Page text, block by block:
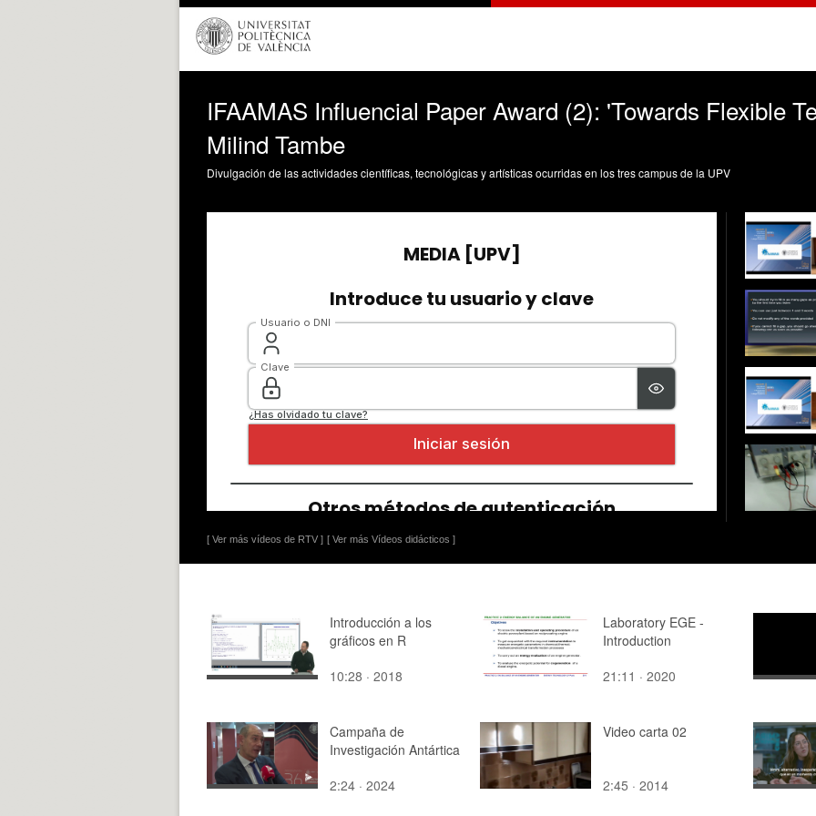
IFAAMAS Influencial Paper Award (2): 'Towards Flexible
Milind Tambe
Divulgación de las actividades científicas, tecnológicas y artísticas ocurridas en los tres campus de la UPV
[ Ver más vídeos de RTV ] [ Ver más Vídeos didácticos ]
Introducción a los
gráficos en R
10:28 · 2018
Laboratory EGE -
Introduction
21:11 · 2020
Campaña de
Investigación Antártica
2:24 · 2024
Video carta 02
2:45 · 2014